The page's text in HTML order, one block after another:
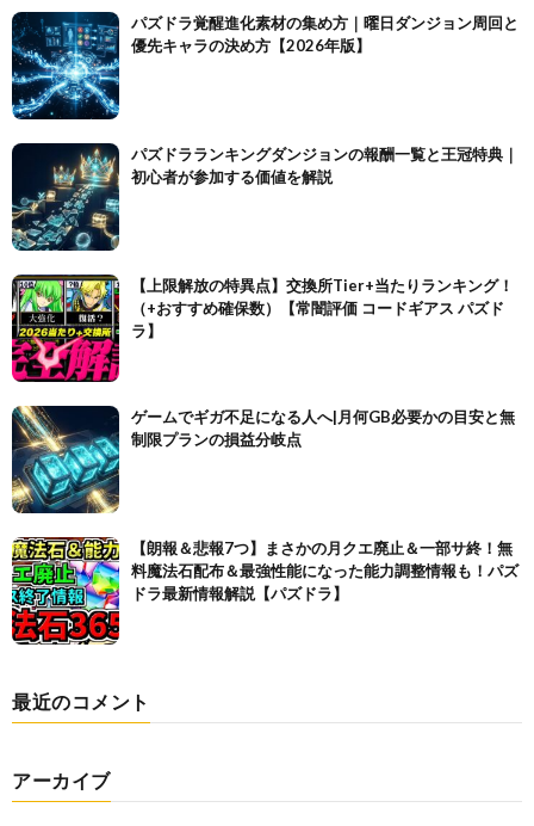
パズドラ覚醒進化素材の集め方｜曜日ダンジョン周回と
優先キャラの決め方【2026年版】
パズドラランキングダンジョンの報酬一覧と王冠特典｜
初心者が参加する価値を解説
【上限解放の特異点】交換所Tier+当たりランキング！
（+おすすめ確保数）【常闇評価 コードギアス パズド
ラ】
ゲームでギガ不足になる人へ|月何GB必要かの目安と無
制限プランの損益分岐点
【朗報＆悲報7つ】まさかの月クエ廃止＆一部サ終！無
料魔法石配布＆最強性能になった能力調整情報も！パズ
ドラ最新情報解説【パズドラ】
最近のコメント
アーカイブ